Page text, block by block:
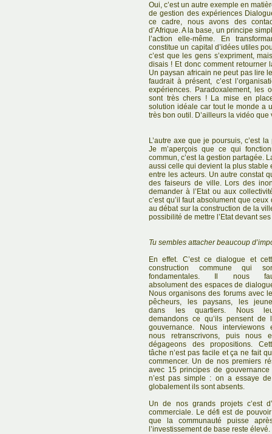
Oui, c’est un autre exemple en
de gestion des expériences
ce cadre, nous avons des
d’Afrique. A la base, un principe
l’action elle-même. En
constitue un capital d’idées utiles
c’est que les gens s’expriment,
disais ! Et donc comment
Un paysan africain ne peut pas lire
faudrait à présent, c’est
expériences. Paradoxalement, les
sont très chers ! La mise en
solution idéale car tout le monde a
très bon outil. D’ailleurs la vidéo que
L’autre axe que je poursuis, c’est
Je m’aperçois que ce qui
commun, c’est la gestion partagée.
aussi celle qui devient la plus stable
entre les acteurs. Un autre constat
des faiseurs de ville. Lors des
demander à l’Etat ou aux
c’est qu’il faut absolument que
au débat sur la construction de la
possibilité de mettre l’Etat devant
Tu sembles attacher beaucoup
En effet. C’est ce dialogue et
construction commune qui
fondamentales. Il nous
absolument des espaces de
Nous organisons des forums avec
pêcheurs, les paysans, les
dans les quartiers. Nous
demandons ce qu’ils pensent de
gouvernance. Nous interviewons
nous retranscrivons, puis nous
dégageons des propositions.
tâche n’est pas facile et ça ne fait
commencer. Un de nos premiers
avec 15 principes de
n’est pas simple : on a essaye
globalement ils sont absents.
Un de nos grands projets c’est
commerciale. Le défi est de
que la communauté puisse
l’investissement de base reste élevé.